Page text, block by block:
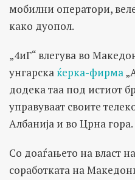
мобилни оператори,
како дуопол.
„4иГ“ влегува во
унгарска ќерка-фирма
додека таа под истиот
управуваат своите
Албанија и во Црна гора.
Со доаѓањето на власт
соработката на